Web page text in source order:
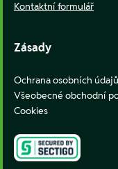
Kontaktní formulář
Zásady
Ochrana osobních údajů
Všeobecné obchodní
Cookies